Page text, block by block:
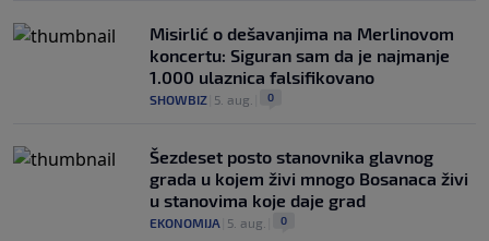
Misirlić o dešavanjima na Merlinovom
koncertu: Siguran sam da je najmanje
1.000 ulaznica falsifikovano
SHOWBIZ 5. aug. 0
Šezdeset posto stanovnika glavnog
grada u kojem živi mnogo Bosanaca živi
u stanovima koje daje grad
EKONOMIJA 5. aug. 0